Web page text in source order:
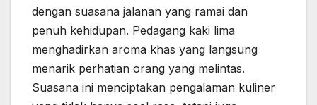
dengan suasana jalanan yang ramai dan
penuh kehidupan. Pedagang kaki lima
menghadirkan aroma khas yang langsung
menarik perhatian orang yang melintas.
Suasana ini menciptakan pengalaman kuliner